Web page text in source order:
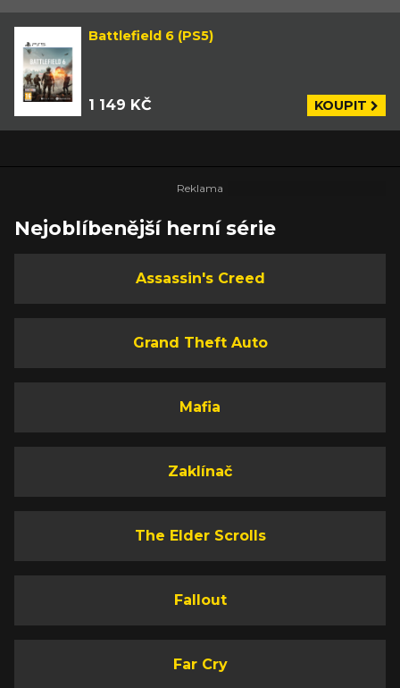
Battlefield 6 (PS5)
1 149 KČ KOUPIT
Nejoblíbenější herní série
Assassin's Creed
Grand Theft Auto
Mafia
Zaklínač
The Elder Scrolls
Fallout
Far Cry